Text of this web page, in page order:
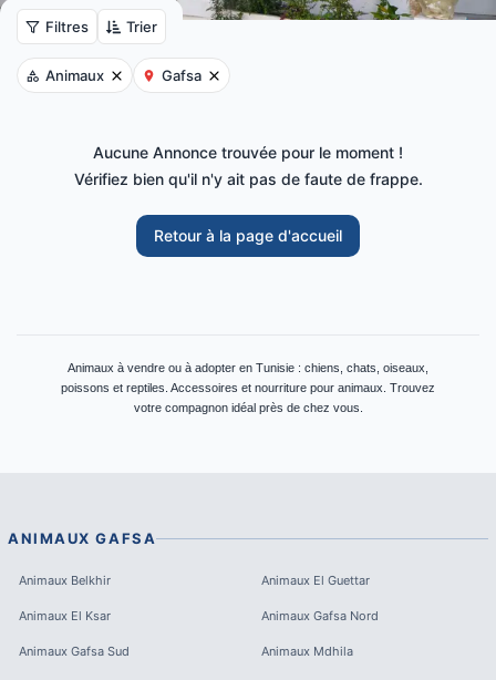
Filtres Trier
Animaux Gafsa
Aucune Annonce trouvée pour le moment !
Vérifiez bien qu'il n'y ait pas de faute de frappe.
Retour à la page d'accueil
Animaux à vendre ou à adopter en Tunisie : chiens, chats, oiseaux,
poissons et reptiles. Accessoires et nourriture pour animaux. Trouvez
votre compagnon idéal près de chez vous.
ANIMAUX GAFSA
Animaux Belkhir Animaux El Guettar
Animaux El Ksar Animaux Gafsa Nord
Animaux Gafsa Sud Animaux Mdhila